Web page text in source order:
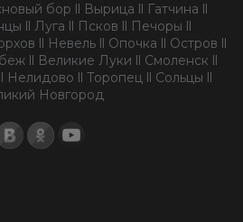
бор ll Вырица ll Гатчина ll
ll Луга ll Псков ll Печоры ll
ll Невель ll Опочка ll Остров ll
ll Великие Луки ll Смоленск ll
Нелидово ll Торопец ll Сольцы ll
Новгород